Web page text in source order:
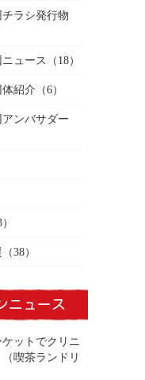
ラシ発行物
ュース （18）
紹介 （6）
ンバサダー
（38）
ニュース
ットでクリニ
喫茶ランドリ